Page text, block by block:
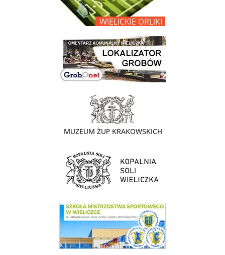
link do lokalizatora grobów na wielickim cmentarzu - grobnet
link do strony - Muzeum Żup Krakowskich Wieliczka
link do strony Kopalni Soli Wieliczka
link do SMS Wieliczka